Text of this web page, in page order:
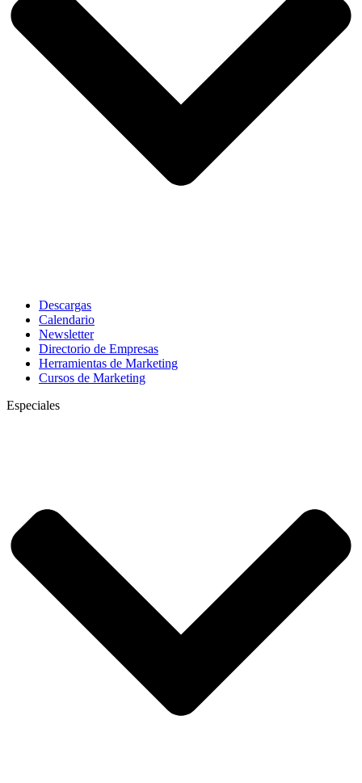
Descargas
Calendario
Newsletter
Directorio de Empresas
Herramientas de Marketing
Cursos de Marketing
Especiales